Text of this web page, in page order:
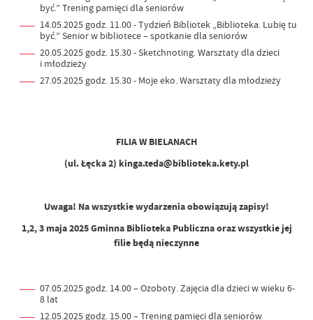
być.” Trening pamięci dla seniorów
14.05.2025 godz. 11.00 - Tydzień Bibliotek „Biblioteka. Lubię tu
być.” Senior w bibliotece – spotkanie dla seniorów
20.05.2025 godz. 15.30 - Sketchnoting. Warsztaty dla dzieci
i młodzieży
27.05.2025 godz. 15.30 - Moje eko. Warsztaty dla młodzieży
FILIA W BIELANACH
(ul. Łęcka 2) kinga.teda@biblioteka.kety.pl
Uwaga! Na wszystkie wydarzenia obowiązują zapisy!
1,2, 3 maja 2025 Gminna Biblioteka Publiczna oraz wszystkie jej
filie będą nieczynne
07.05.2025 godz. 14.00 – Ozoboty. Zajęcia dla dzieci w wieku 6-
8 lat
12.05.2025 godz. 15.00 – Trening pamięci dla seniorów